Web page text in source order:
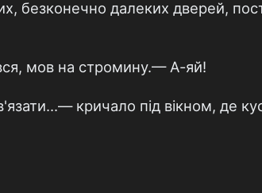
безконечно далеких дверей,
мов на стромину.— А-яй!
кричало під вікном, де